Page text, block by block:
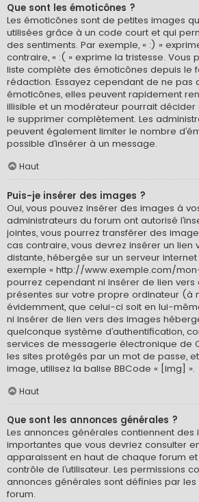
Que sont les émoticônes ?
Les émoticônes sont de petites images
utilisées grâce à un code court et qui
des sentiments. Par exemple, « :) »
contraire, « :( » exprime la tristesse. Vous
liste complète des émoticônes depuis le
rédaction. Essayez cependant de ne pas
émoticônes, elles peuvent rapidement
illisible et un modérateur pourrait
le supprimer complètement. Les
peuvent également limiter le nombre
possible d’insérer à un message.
Haut
Puis-je insérer des images ?
Oui, vous pouvez insérer des images à
administrateurs du forum ont autorisé
jointes, vous pourrez transférer des
cas contraire, vous devrez insérer un lien
distante, hébergée sur un serveur
exemple « http://www.exemple.com/
pourrez cependant ni insérer de lien vers
présentes sur votre propre ordinateur (à
évidemment, que celui-ci soit en lui-
ni insérer de lien vers des images
quelconque système d’authentification,
services de messagerie électronique de
les sites protégés par un mot de passe,
image, utilisez la balise BBCode « [img] ».
Haut
Que sont les annonces générales ?
Les annonces générales contiennent des
importantes que vous devriez consulter
apparaissent en haut de chaque forum
contrôle de l’utilisateur. Les permissions
annonces générales sont définies par
forum.